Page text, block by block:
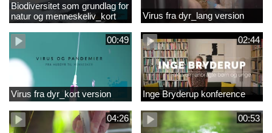
Biodiversitet som grundlag for
natur og menneskeliv_kort
version
Virus fra dyr_lang version
00:49
Virus fra dyr_kort version
02:44
Inge Bryderup konference
04:26 00:53